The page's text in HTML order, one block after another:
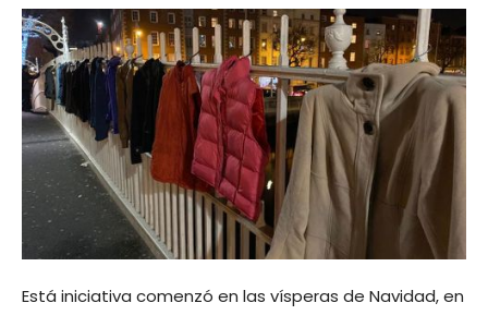
Está iniciativa comenzó en las vísperas de Navidad, en